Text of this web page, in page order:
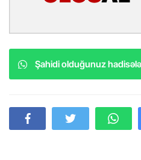
Şahidi olduğunuz